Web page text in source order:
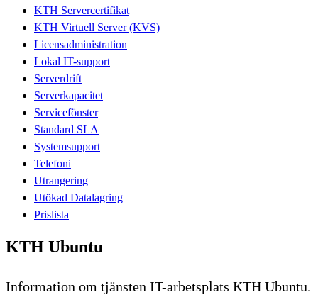
KTH Servercertifikat
KTH Virtuell Server (KVS)
Licensadministration
Lokal IT-support
Serverdrift
Serverkapacitet
Servicefönster
Standard SLA
Systemsupport
Telefoni
Utrangering
Utökad Datalagring
Prislista
KTH Ubuntu
Information om tjänsten IT-arbetsplats KTH Ubuntu.